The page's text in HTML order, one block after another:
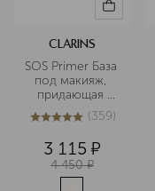
CLARINS
SOS Primer База
под макияж,
придающая
сияние коже
5из 5359 (359)
3 115 ¤
4 450 ¤